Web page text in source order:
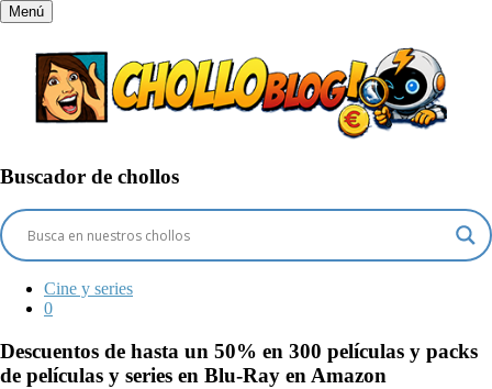
Menú
Buscador de chollos
Cine y series
0
Descuentos de hasta un 50% en 300 películas y packs
de películas y series en Blu-Ray en Amazon